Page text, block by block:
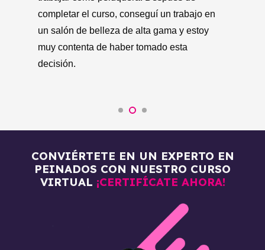
trabajar como peluquera. Me brindaron la
oportunidad de poner en práctica lo que
había aprendido en el salón de belleza, lo
que me ayudó a adquirir experiencia en el
CONVIÉRTETE EN UN EXPERTO EN
PEINADOS CON NUESTRO CURSO
VIRTUAL ¡CERTIFÍCATE AHORA!